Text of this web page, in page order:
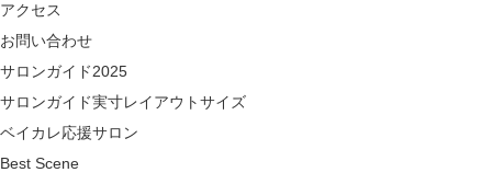
アクセス
お問い合わせ
サロンガイド2025
サロンガイド実寸レイアウトサイズ
ベイカレ応援サロン
Best Scene